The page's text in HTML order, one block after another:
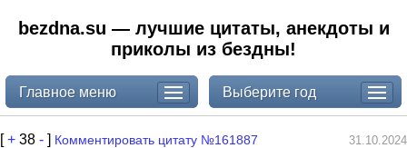
bezdna.su — лучшие цитаты, анекдоты и
приколы из бездны!
Главное меню Выберите год
[+ 38 - ] Комментировать цитату №161887 31.10.2024